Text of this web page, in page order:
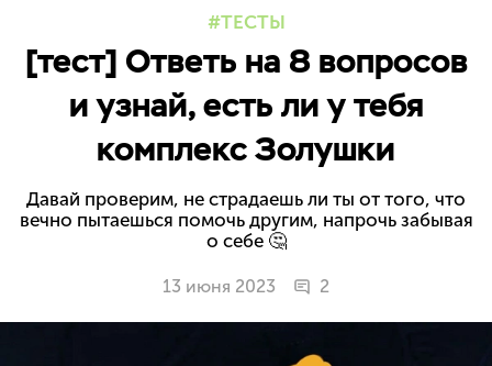
ТЕСТЫ
[тест] Ответь на 8 вопросов
и узнай, есть ли у тебя
комплекс Золушки
Давай проверим, не страдаешь ли ты от того, что
вечно пытаешься помочь другим, напрочь забывая
о себе 🤔
13 июня 2023 2